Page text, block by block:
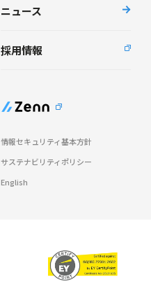
ニュース
採用情報
情報セキュリティ基本方針
サステナビリティポリシー
English